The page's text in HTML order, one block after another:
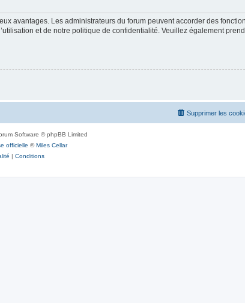
avantages. Les administrateurs du forum peuvent accorder des
et de notre politique de confidentialité. Veuillez également
Supprimer les
Software © phpBB Limited
officielle ©Miles Cellar
| Conditions